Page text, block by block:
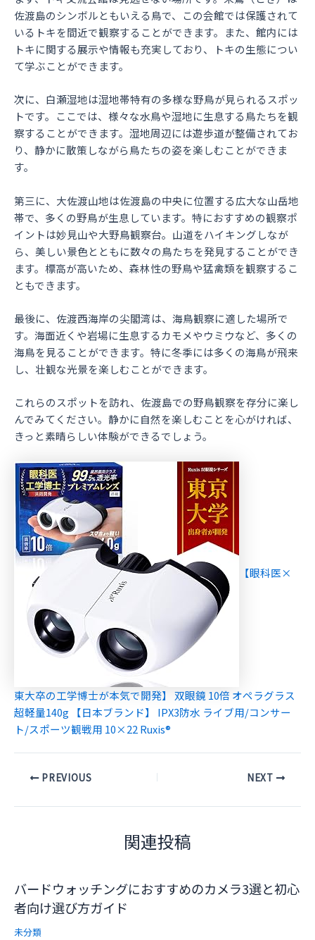
佐渡島のシンボルともいえる鳥で、この会館では保護されて
いるトキを間近で観察することができます。また、館内には
トキに関する展示や情報も充実しており、トキの生態につい
て学ぶことができます。
次に、白瀬湿地は湿地帯特有の多様な野鳥が見られるスポッ
トです。ここでは、様々な水鳥や湿地に生息する鳥たちを観
察することができます。湿地周辺には遊歩道が整備されてお
り、静かに散策しながら鳥たちの姿を楽しむことができま
す。
第三に、大佐渡山地は佐渡島の中央に位置する広大な山岳地
帯で、多くの野鳥が生息しています。特におすすめの観察ポ
イントは妙見山や大野鳥観察台。山道をハイキングしなが
ら、美しい景色とともに数々の鳥たちを発見することができ
ます。標高が高いため、森林性の野鳥や猛禽類を観察するこ
ともできます。
最後に、佐渡西海岸の尖閣湾は、海鳥観察に適した場所で
す。海面近くや岩場に生息するカモメやウミウなど、多くの
海鳥を見ることができます。特に冬季には多くの海鳥が飛来
し、壮観な光景を楽しむことができます。
これらのスポットを訪れ、佐渡島での野鳥観察を存分に楽し
んでみてください。静かに自然を楽しむことを心がければ、
きっと素晴らしい体験ができるでしょう。
【眼科医×
東大卒の工学博士が本気で開発】 双眼鏡 10倍 オペラグラス
超軽量140g 【日本ブランド】 IPX3防水 ライブ用/コンサー
ト/スポーツ観戦用 10×22 Ruxis®
PostPREVIOUS NEXT
関連投稿
バードウォッチングにおすすめのカメラ3選と初心
者向け選び方ガイド
未分類